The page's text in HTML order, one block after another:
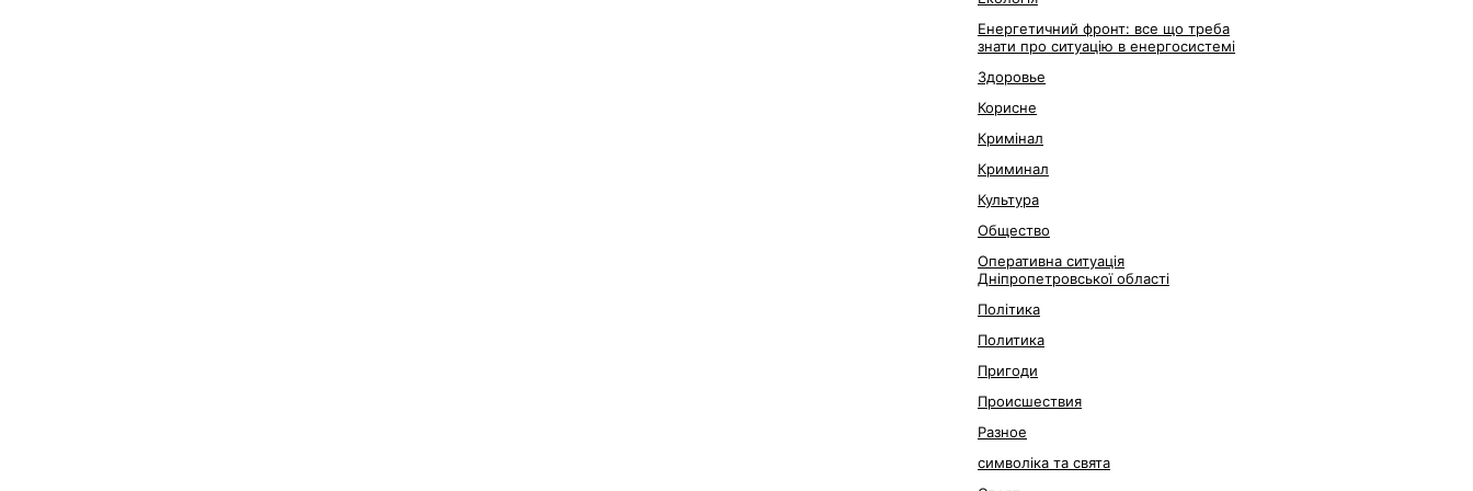
Енергетичний фронт: все що треба
знати про ситуацію в енергосистемі
Здоровье
Корисне
Кримінал
Криминал
Культура
Общество
Оперативна ситуація
Дніпропетровської області
Політика
Политика
Пригоди
Происшествия
Разное
символіка та свята